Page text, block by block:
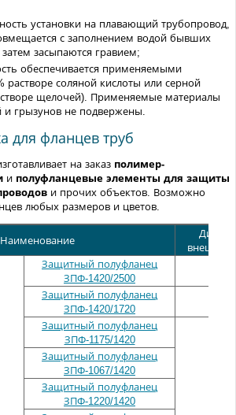
установки на плавающий трубопровод,
с заполнением водой бывших
засыпаются гравием;
обеспечивается применяемыми
растворе соляной кислоты или серной
щелочей). Применяемые материалы
и грызунов не подвержены.
для фланцев труб
на заказ полимер-
и полуфланцевые элементы для защиты
и прочих объектов. Возможно
любых размеров и цветов.
Наименование
Защитный полуфланец
ЗПФ-1420/2500
Защитный полуфланец
ЗПФ-1420/1720
Защитный полуфланец
ЗПФ-1175/1420
Защитный полуфланец
ЗПФ-1067/1420
Защитный полуфланец
ЗПФ-1220/1420